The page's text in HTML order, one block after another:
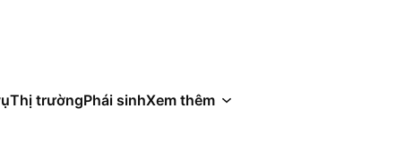
Thị trườngPhái sinhXem thêm